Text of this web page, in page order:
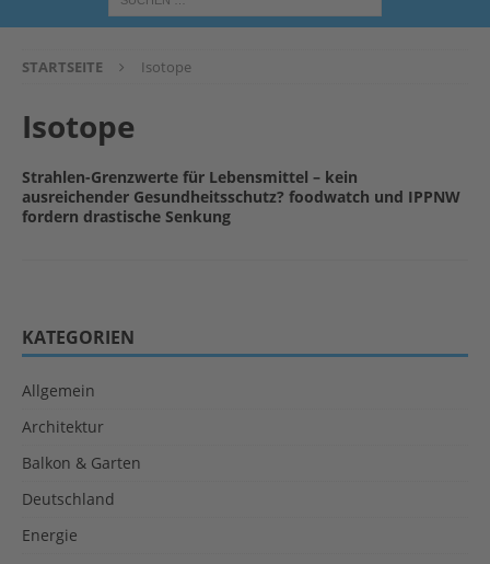
STARTSEITE Isotope
Isotope
Strahlen-Grenzwerte für Lebensmittel – kein
ausreichender Gesundheitsschutz? foodwatch und IPPNW
fordern drastische Senkung
KATEGORIEN
Allgemein
Architektur
Balkon & Garten
Deutschland
Energie